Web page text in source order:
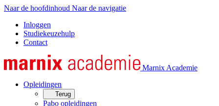
Naar de hoofdinhoud Naar de navigatie
Inloggen
Studiekeuzehulp
Contact
Marnix Academie
Opleidingen
Terug
Pabo opleidingen